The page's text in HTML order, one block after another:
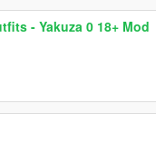
- Yakuza 0 18+ Mod